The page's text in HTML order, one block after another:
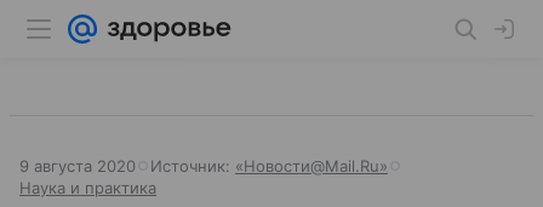
9 августа 2020 Источник: «Новости@Mail.Ru»
Наука и практика